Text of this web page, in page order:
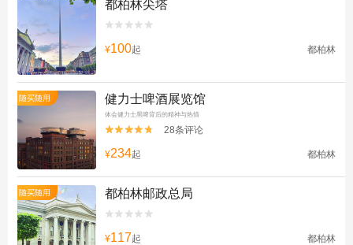
都柏林尖塔


¥100起 都柏林
随买随用 健力士啤酒展览馆
体会健力士黑啤背后的精神与热情

 28条评论
¥234起 都柏林
随买随用 都柏林邮政总局


¥117起 都柏林